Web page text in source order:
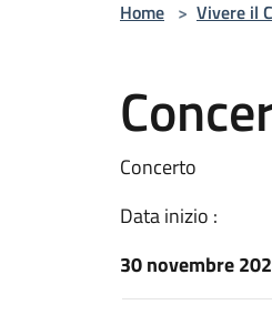
Home > Vivere il
Concerto
Data inizio :
30 novembre